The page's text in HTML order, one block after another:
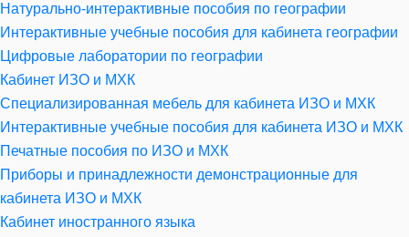
Натурально-интерактивные пособия по географии
Интерактивные учебные пособия для кабинета географии
Цифровые лаборатории по географии
Кабинет ИЗО и МХК
Специализированная мебель для кабинета ИЗО и МХК
Интерактивные учебные пособия для кабинета ИЗО и МХК
Печатные пособия по ИЗО и МХК
Приборы и принадлежности демонстрационные для
кабинета ИЗО и МХК
Кабинет иностранного языка